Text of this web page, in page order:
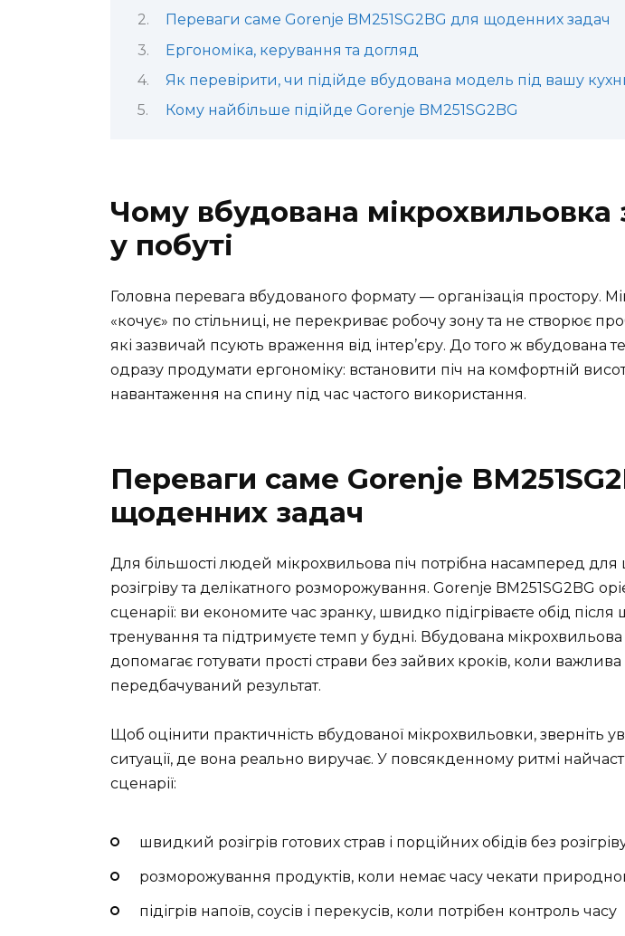
Переваги саме Gorenje BM251SG2BG для щоденних задач
Ергономіка, керування та догляд
Як перевірити, чи підійде вбудована модель під вашу
Кому найбільше підійде Gorenje BM251SG2BG
Чому вбудована мікрохвильовка
у побуті
Головна перевага вбудованого формату — організація простору.
«кочує» по стільниці, не перекриває робочу зону та не створює
які зазвичай псують враження від інтер’єру. До того ж вбудована
одразу продумати ергономіку: встановити піч на комфортній
навантаження на спину під час частого використання.
Переваги саме Gorenje
щоденних задач
Для більшості людей мікрохвильова піч потрібна насамперед
розігріву та делікатного розморожування. Gorenje BM251SG2BG
сценарії: ви економите час зранку, швидко підігріваєте обід
тренування та підтримуєте темп у будні. Вбудована мікрохвильова
допомагає готувати прості страви без зайвих кроків, коли важлива
передбачуваний результат.
Щоб оцінити практичність вбудованої мікрохвильовки, зверніть
ситуації, де вона реально виручає. У повсякденному ритмі
сценарії:
швидкий розігрів готових страв і порційних обідів без
розморожування продуктів, коли немає часу чекати
підігрів напоїв, соусів і перекусів, коли потрібен контроль часу